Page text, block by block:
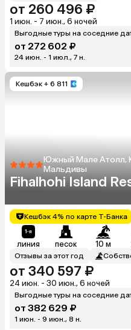
от 260 496 ₽
1 июн. - 7 июн., 6 ночей
Выгодные туры на соседние
от 272 602 ₽
24 июн. - 1 июл., 7 н.
Кешбэк + 6 811
Южный Мале Атолл,
Мальдивы
Fihalhohi Island
Кешбэк 4% по карте Т-Банка
линия песок 10 м
Отзывы за этот год
от 340 597 ₽
24 июн. - 30 июн., 6 ночей
Выгодные туры на соседние
от 382 629 ₽
1 июн. - 9 июн., 8 н.